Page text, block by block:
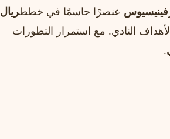
فينيسيوس عنصرًا حاسمًا في خططريال
النادي. مع استمرار التطورات
.